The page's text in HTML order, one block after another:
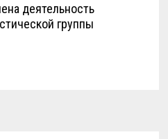
деятельность
группы